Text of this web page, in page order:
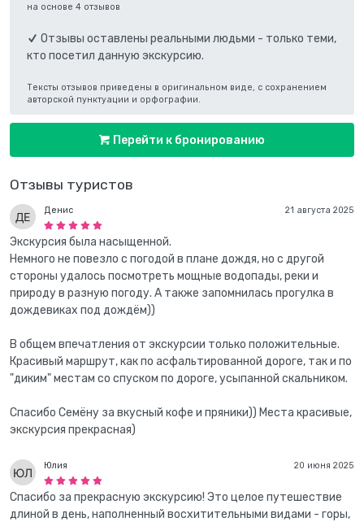
Отзывы туристов
21 августа 2025
Денис
Экскурсия была насыщенной.
Немного не повезло с погодой в плане дождя, но с другой
стороны удалось посмотреть мощные водопады, реки и
природу в разную погоду. А также запомнилась прогулка в
дождевиках под дождём))
В общем впечатления от экскурсии только положительные.
Красивый маршрут, как по асфальтированной дороге, так и по
"диким" местам со спуском по дороге, усыпанной скальником.
Спасибо Семёну за вкусный кофе и пряники)) Места красивые,
экскурсия прекрасная)
20 июня 2025
Юлия
Спасибо за прекрасную экскурсию! Это целое путешествие
длиной в день, наполненный восхитительными видами - горы,
на основе 4 отзывов
Отзывы оставлены реальными людьми - только теми,
кто посетил данную экскурсию.
Тексты отзывов приведены в оригинальном виде, с сохранением
авторской пунктуации и орфографии.
Перейти к бронированию